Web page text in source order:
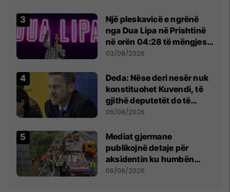
Një pleskavicë e ngrënë
nga Dua Lipa në Prishtinë
në orën 04:28 të mëngjesit
- dhe bota digjitale serbe
03/08/2026
Deda: Nëse deri nesër nuk
konstituohet Kuvendi, të
gjithë deputetët do të
bëjnë shkelje të rëndë
06/08/2026
Mediat gjermane
publikojnë detaje për
aksidentin ku humbën
jetën tre mërgimtarë nga
06/08/2026